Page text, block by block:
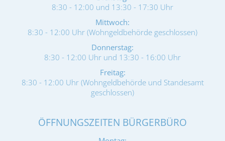
8:30 - 12:00 und 13:30 - 17:30 Uhr
Mittwoch:
8:30 - 12:00 Uhr (Wohngeldbehörde geschlossen)
Donnerstag:
8:30 - 12:00 Uhr und 13:30 - 16:00 Uhr
Freitag:
8:30 - 12:00 Uhr (Wohngeldbehörde und Standesamt
geschlossen)
ÖFFNUNGSZEITEN BÜRGERBÜRO